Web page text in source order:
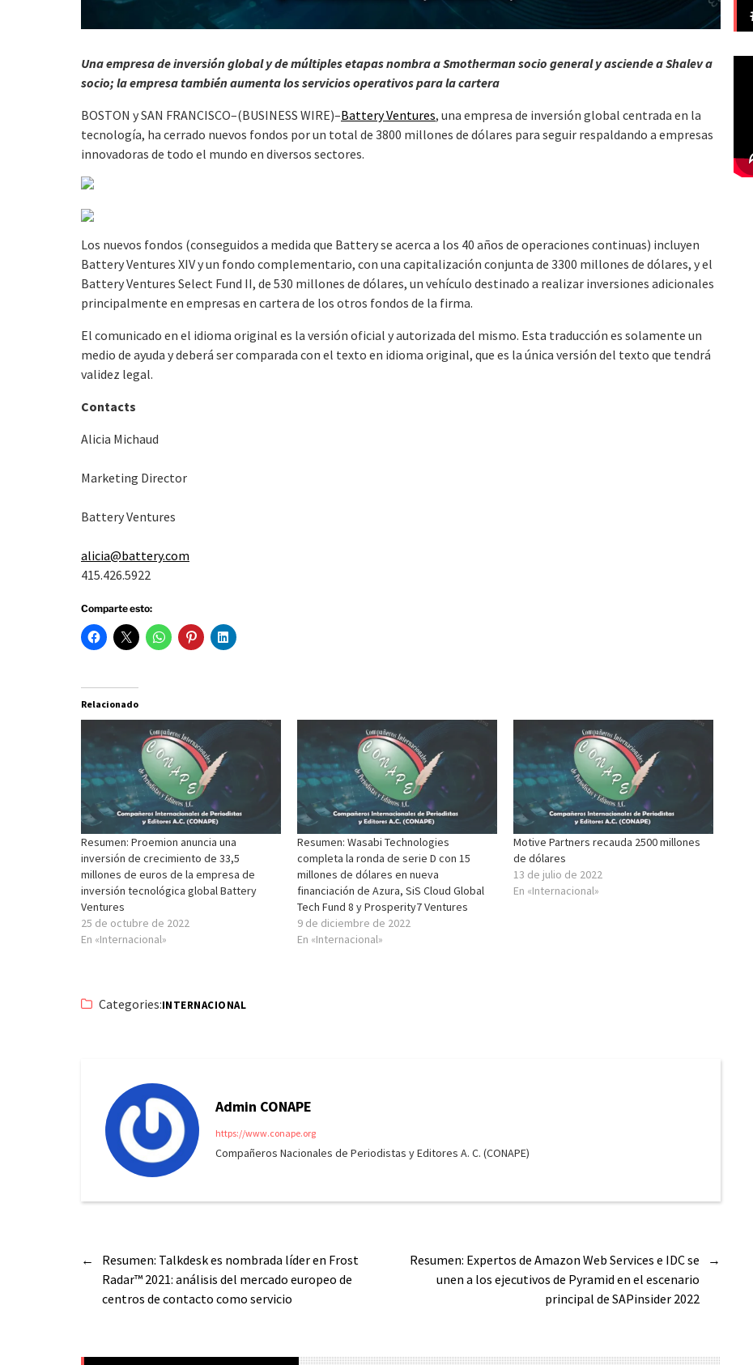
Una empresa de inversión global y de múltiples etapas nombra a Smotherman socio general y asciende a Shalev a
socio; la empresa también aumenta los servicios operativos para la cartera
BOSTON y SAN FRANCISCO–(BUSINESS WIRE)–Battery Ventures, una empresa de inversión global centrada en la
tecnología, ha cerrado nuevos fondos por un total de 3800 millones de dólares para seguir respaldando a empresas
innovadoras de todo el mundo en diversos sectores.
Los nuevos fondos (conseguidos a medida que Battery se acerca a los 40 años de operaciones continuas) incluyen
Battery Ventures XIV y un fondo complementario, con una capitalización conjunta de 3300 millones de dólares, y el
Battery Ventures Select Fund II, de 530 millones de dólares, un vehículo destinado a realizar inversiones adicionales
principalmente en empresas en cartera de los otros fondos de la firma.
El comunicado en el idioma original es la versión oficial y autorizada del mismo. Esta traducción es solamente un
medio de ayuda y deberá ser comparada con el texto en idioma original, que es la única versión del texto que tendrá
validez legal.
Contacts
Alicia Michaud
Marketing Director
Battery Ventures
alicia@battery.com
415.426.5922
Comparte esto:
Relacionado
Resumen: Proemion anuncia una
inversión de crecimiento de 33,5
millones de euros de la empresa de
inversión tecnológica global Battery
Ventures
25 de octubre de 2022
En «Internacional»
Resumen: Wasabi Technologies
completa la ronda de serie D con 15
millones de dólares en nueva
financiación de Azura, SiS Cloud Global
Tech Fund 8 y Prosperity7 Ventures
9 de diciembre de 2022
En «Internacional»
Motive Partners recauda 2500 millones
de dólares
13 de julio de 2022
En «Internacional»
Categories:INTERNACIONAL
Admin CONAPE
https://www.conape.org
Compañeros Nacionales de Periodistas y Editores A. C. (CONAPE)
←
Resumen: Talkdesk es nombrada líder en Frost
Radar™ 2021: análisis del mercado europeo de
centros de contacto como servicio
→
Resumen: Expertos de Amazon Web Services e IDC se
unen a los ejecutivos de Pyramid en el escenario
principal de SAPinsider 2022